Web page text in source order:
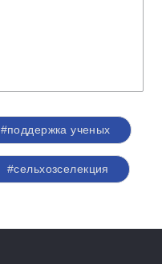
#поддержка ученых
#сельхозселекция